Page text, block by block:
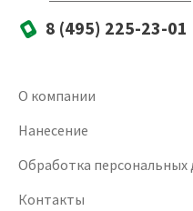
8 (495) 225-23-01
О компании
Нанесение
Обработка персональных
Контакты